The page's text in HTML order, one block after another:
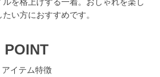
い方におすすめです。
POINT
アイテム特徴